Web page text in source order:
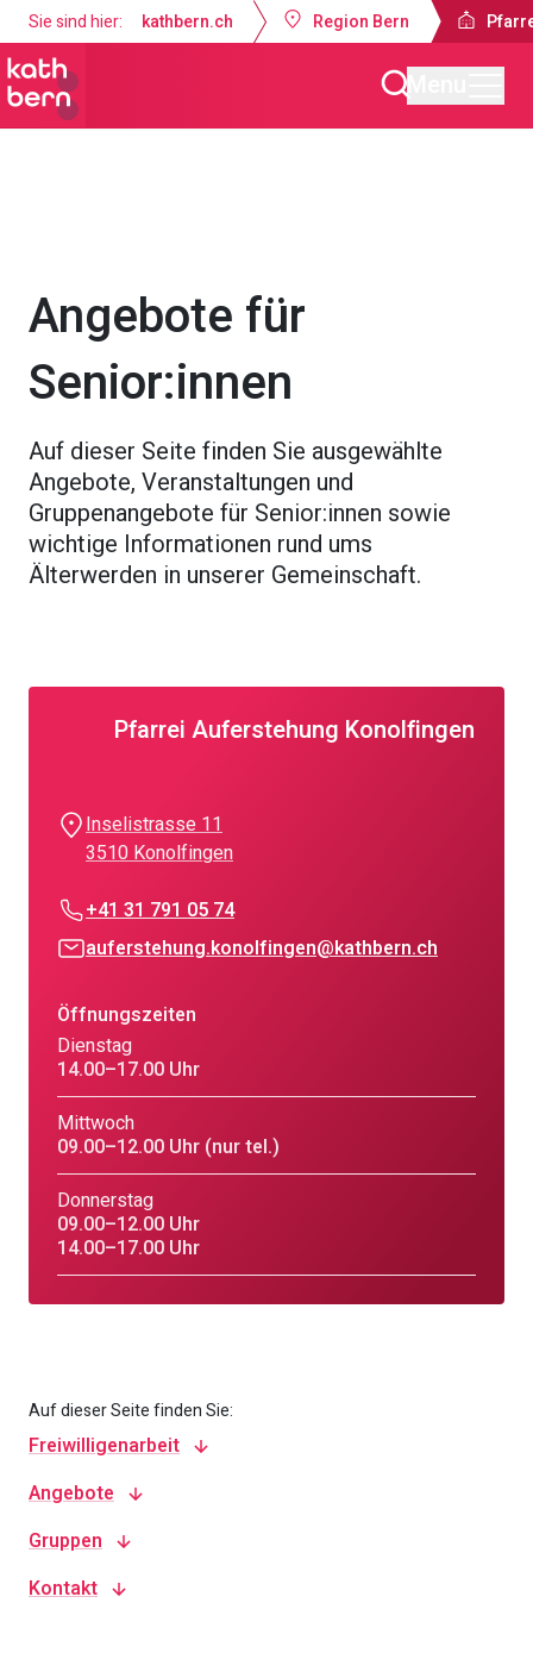
Sie sind hier: kathbern.ch Region Bern
Angebote für
Senior:innen
Auf dieser Seite finden Sie ausgewählte
Angebote, Veranstaltungen und
Gruppenangebote für Senior:innen sowie
wichtige Informationen rund ums
Älterwerden in unserer Gemeinschaft.
Pfarrei Auferstehung Konolfingen
Inselistrasse 11
3510 Konolfingen
+41 31 791 05 74
auferstehung.konolfingen@kathbern.ch
Öffnungszeiten
Dienstag
14.00–17.00 Uhr
Mittwoch
09.00–12.00 Uhr (nur tel.)
Donnerstag
09.00–12.00 Uhr
14.00–17.00 Uhr
Auf dieser Seite finden Sie:
Freiwilligenarbeit
Angebote
Gruppen
Kontakt